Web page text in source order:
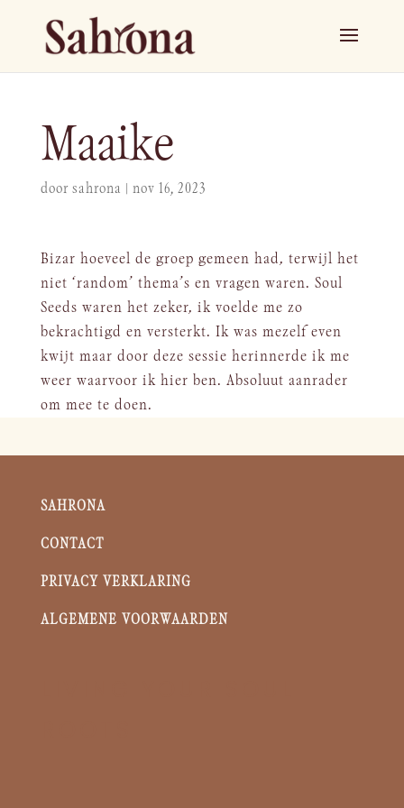
Maaike
door sahrona nov 16, 2023
Bizar hoeveel de groep gemeen had, terwijl het
niet ‘random’ thema’s en vragen waren. Soul
Seeds waren het zeker, ik voelde me zo
bekrachtigd en versterkt. Ik was mezelf even
kwijt maar door deze sessie herinnerde ik me
weer waarvoor ik hier ben. Absoluut aanrader
om mee te doen.
SAHRONA
CONTACT
PRIVACY VERKLARING
ALGEMENE VOORWAARDEN